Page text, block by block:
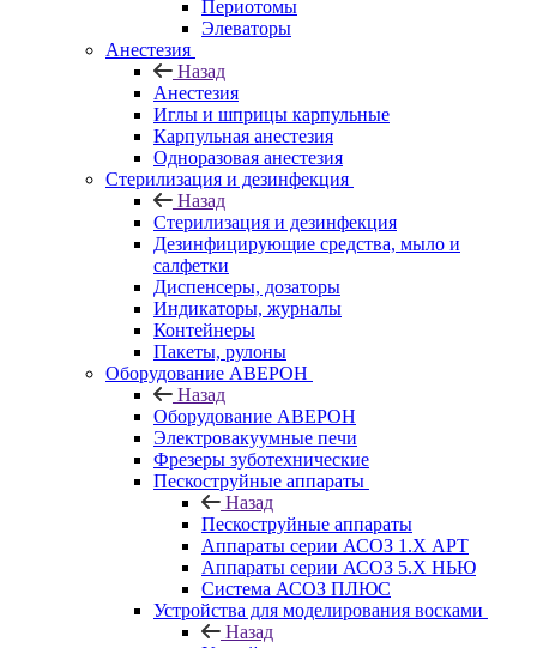
Периотомы
Элеваторы
Анестезия
Назад
Анестезия
Иглы и шприцы карпульные
Карпульная анестезия
Одноразовая анестезия
Стерилизация и дезинфекция
Назад
Стерилизация и дезинфекция
Дезинфицирующие средства, мыло и
салфетки
Диспенсеры, дозаторы
Индикаторы, журналы
Контейнеры
Пакеты, рулоны
Оборудование АВЕРОН
Назад
Оборудование АВЕРОН
Электровакуумные печи
Фрезеры зуботехнические
Пескоструйные аппараты
Назад
Пескоструйные аппараты
Аппараты серии АСОЗ 1.Х АРТ
Аппараты серии АСОЗ 5.Х НЬЮ
Система АСОЗ ПЛЮС
Устройства для моделирования восками
Назад